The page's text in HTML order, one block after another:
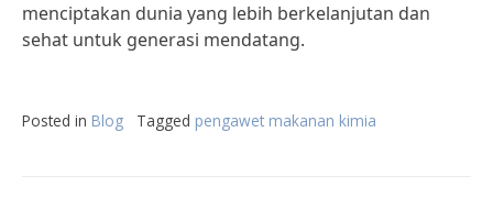
menciptakan dunia yang lebih berkelanjutan dan
sehat untuk generasi mendatang.
Posted in Blog Tagged pengawet makanan kimia